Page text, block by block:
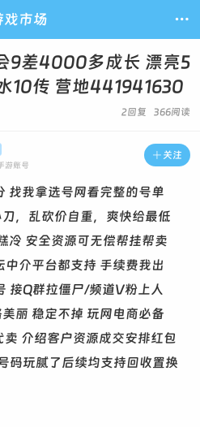
戏市场 
9差4000多成长 漂亮5
10传 营地441941630
2回复 366阅读
 关注
游账号
找我拿选号网看完整的号单
，乱砍价自重，爽快给最低
冷 安全资源可无偿帮挂帮卖
介平台都支持 手续费我出
接Q群拉僵尸/频道V粉上人
丽 稳定不掉 玩网电商必备
介绍客户资源成交安排红包
码玩腻了后续均支持回收置换